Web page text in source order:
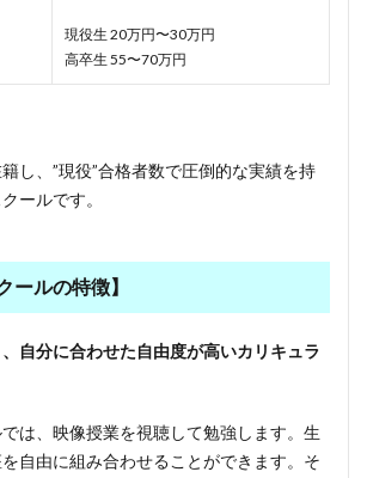
現役生 20万円〜30万円
高卒生 55〜70万円
し、”現役”合格者数で圧倒的な実績を持
ールです。
ールの特徴】
自分に合わせた自由度が高いカリキュラ
は、映像授業を視聴して勉強します。生
自由に組み合わせることができます。そ